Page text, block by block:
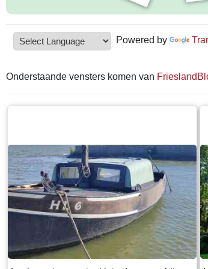
Powered by
Onderstaande vensters komen van